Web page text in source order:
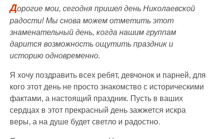
Дорогие мои, сегодня пришел день Николаевской
радости! Мы снова можем отметить этот
знаменательный день, когда нашим группам
дарится возможность ощутить праздник и
историю одновременно.
Я хочу поздравить всех ребят, девчонок и парней, для
кого этот день не просто знакомство с историческими
фактами, а настоящий праздник. Пусть в ваших
сердцах в этот прекрасный день зажжется искра
веры, а на душе будет светло и радостно.